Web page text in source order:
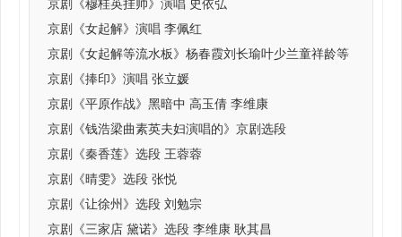
京剧《穆桂英挂帅》演唱 史依弘
京剧《女起解》演唱 李佩红
京剧《女起解等流水板》杨春霞刘长瑜叶少兰童祥龄等
京剧《捧印》演唱 张立媛
京剧《平原作战》黑暗中 高玉倩 李维康
京剧《钱浩梁曲素英夫妇演唱的》京剧选段
京剧《秦香莲》选段 王蓉蓉
京剧《晴雯》选段 张悦
京剧《让徐州》选段 刘勉宗
京剧《三家店 黛诺》选段 李维康 耿其昌